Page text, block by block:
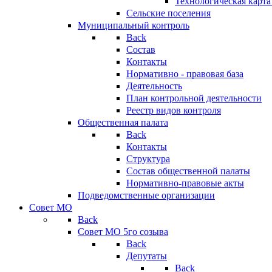
Сельские поселения
Муниципальный контроль
Back
Состав
Контакты
Нормативно - правовая база
Деятельность
План контрольной деятельности
Реестр видов контроля
Общественная палата
Back
Контакты
Структура
Состав общественной палаты
Нормативно-правовые акты
Подведомственные организации
Совет МО
Back
Совет МО 5го созыва
Back
Депутаты
Back